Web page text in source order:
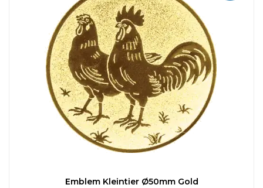
Emblem Kleintier Ø50mm Gold